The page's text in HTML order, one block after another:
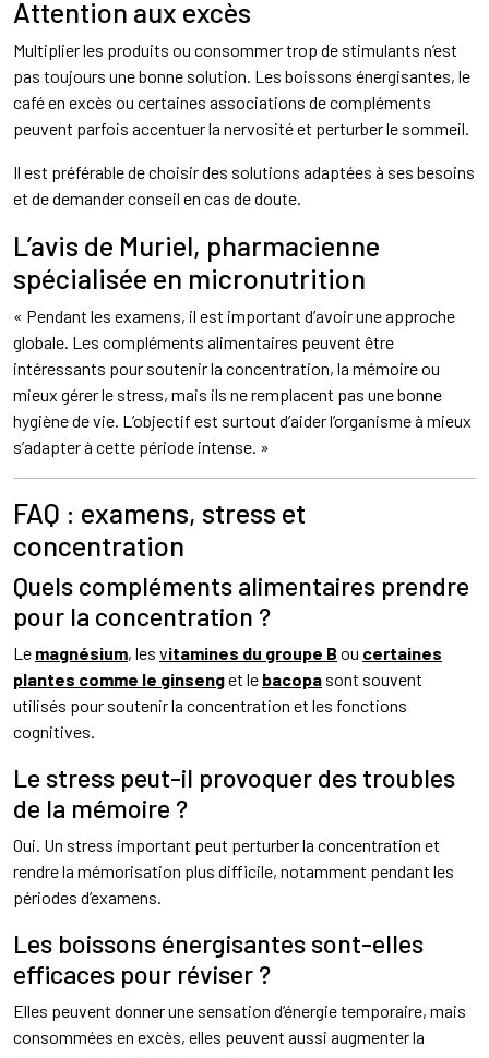
Attention aux excès
Multiplier les produits ou consommer trop de stimulants n’est
pas toujours une bonne solution. Les boissons énergisantes, le
café en excès ou certaines associations de compléments
peuvent parfois accentuer la nervosité et perturber le sommeil.
Il est préférable de choisir des solutions adaptées à ses besoins
et de demander conseil en cas de doute.
L’avis de Muriel, pharmacienne
spécialisée en micronutrition
« Pendant les examens, il est important d’avoir une approche
globale. Les compléments alimentaires peuvent être
intéressants pour soutenir la concentration, la mémoire ou
mieux gérer le stress, mais ils ne remplacent pas une bonne
hygiène de vie. L’objectif est surtout d’aider l’organisme à mieux
s’adapter à cette période intense. »
FAQ : examens, stress et
concentration
Quels compléments alimentaires prendre
pour la concentration ?
Le magnésium, les vitamines du groupe B ou certaines
plantes comme le ginsenget le bacopa sont souvent
utilisés pour soutenir la concentration et les fonctions
cognitives.
Le stress peut-il provoquer des troubles
de la mémoire ?
Oui. Un stress important peut perturber la concentration et
rendre la mémorisation plus difficile, notamment pendant les
périodes d’examens.
Les boissons énergisantes sont-elles
efficaces pour réviser ?
Elles peuvent donner une sensation d’énergie temporaire, mais
consommées en excès, elles peuvent aussi augmenter la